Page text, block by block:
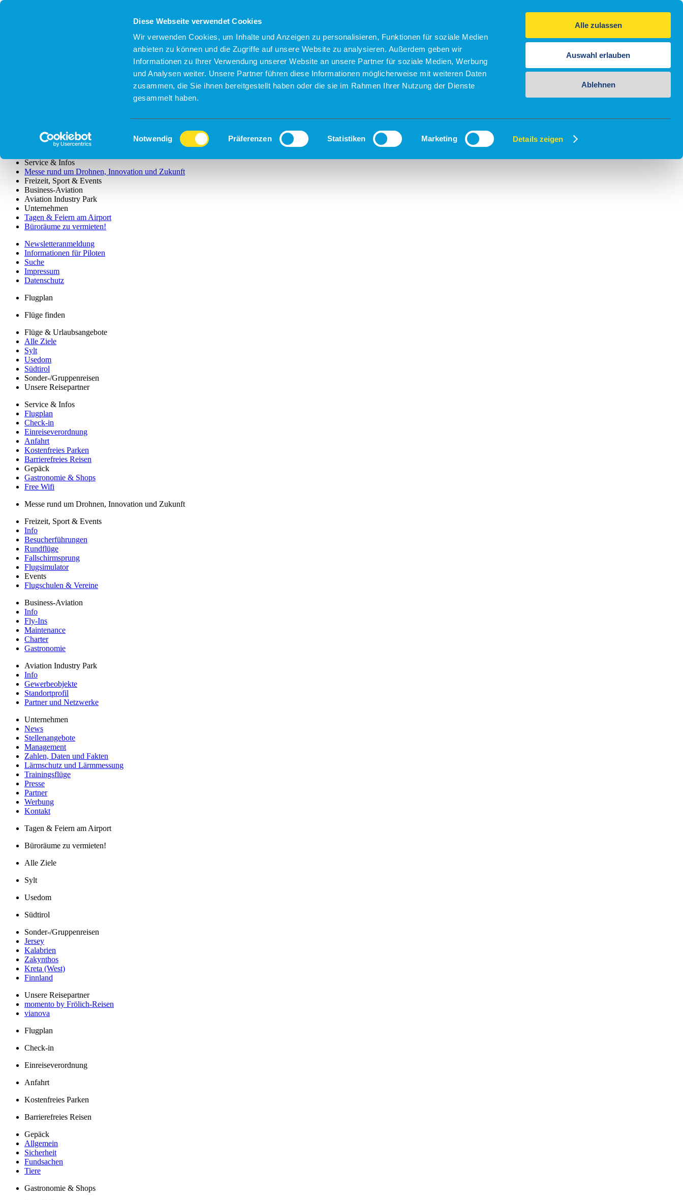
Diese Webseite verwendet Cookies
Wir verwenden Cookies, um Inhalte und Anzeigen zu personalisieren, Funktionen für soziale Medien
anbieten zu können und die Zugriffe auf unsere Website zu analysieren. Außerdem geben wir
Informationen zu Ihrer Verwendung unserer Website an unsere Partner für soziale Medien, Werbung
und Analysen weiter. Unsere Partner führen diese Informationen möglicherweise mit weiteren Daten
zusammen, die Sie ihnen bereitgestellt haben oder die sie im Rahmen Ihrer Nutzung der Dienste
gesammelt haben.
Einwilligungsauswahl
Notwendig Präferenzen Statistiken Marketing Details zeigen
Alle zulassen
Auswahl erlauben
Ablehnen
Flugplan
Flüge finden
Service & Infos
Messe rund um Drohnen, Innovation und Zukunft
Freizeit, Sport & Events
Business-Aviation
Aviation Industry Park
Unternehmen
Tagen & Feiern am Airport
Büroräume zu vermieten!
Newsletteranmeldung
Informationen für Piloten
Suche
Impressum
Datenschutz
Flugplan
Flüge finden
Flüge & Urlaubsangebote
Alle Ziele
Sylt
Usedom
Südtirol
Sonder-/Gruppenreisen
Unsere Reisepartner
Service & Infos
Flugplan
Check-in
Einreiseverordnung
Anfahrt
Kostenfreies Parken
Barrierefreies Reisen
Gepäck
Gastronomie & Shops
Free Wifi
Messe rund um Drohnen, Innovation und Zukunft
Freizeit, Sport & Events
Info
Besucherführungen
Rundflüge
Fallschirmsprung
Flugsimulator
Events
Flugschulen & Vereine
Business-Aviation
Info
Fly-Ins
Maintenance
Charter
Gastronomie
Aviation Industry Park
Info
Gewerbeobjekte
Standortprofil
Partner und Netzwerke
Unternehmen
News
Stellenangebote
Management
Zahlen, Daten und Fakten
Lärmschutz und Lärmmessung
Trainingsflüge
Presse
Partner
Werbung
Kontakt
Tagen & Feiern am Airport
Büroräume zu vermieten!
Alle Ziele
Sylt
Usedom
Südtirol
Sonder-/Gruppenreisen
Jersey
Kalabrien
Zakynthos
Kreta (West)
Finnland
Unsere Reisepartner
momento by Frölich-Reisen
vianova
Flugplan
Check-in
Einreiseverordnung
Anfahrt
Kostenfreies Parken
Barrierefreies Reisen
Gepäck
Allgemein
Sicherheit
Fundsachen
Tiere
Gastronomie & Shops